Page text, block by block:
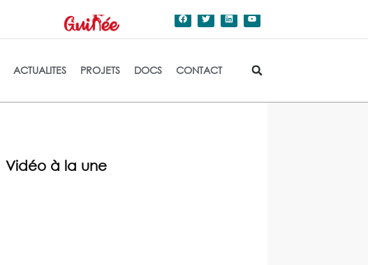
La refondation de l'Etat.
ACTUALITES PROJETS DOCS CONTACT
Vidéo à la une